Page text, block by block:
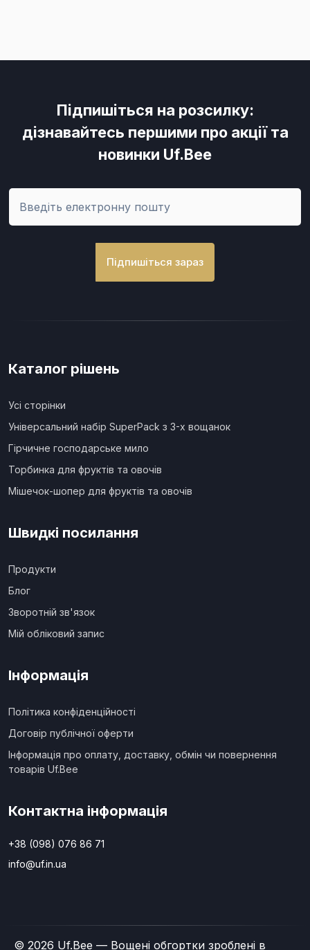
Підпишіться на розсилку:
дізнавайтесь першими про акції та
новинки Uf.Bee
Підпишіться зараз
Каталог рішень
Усі сторінки
Універсальний набір SuperPack з 3-х вощанок
Гірчичне господарське мило
Торбинка для фруктів та овочів
Мішечок-шопер для фруктів та овочів
Швидкі посилання
Продукти
Блог
Зворотній зв'язок
Мій обліковий запис
Інформація
Політика конфіденційності
Договір публічної оферти
Інформація про оплату, доставку, обмін чи повернення
товарів Uf.Bee
Контактна інформація
+38 (098) 076 86 71
info@uf.in.ua
© 2026 Uf.Bee — Вощені обгортки зроблені в